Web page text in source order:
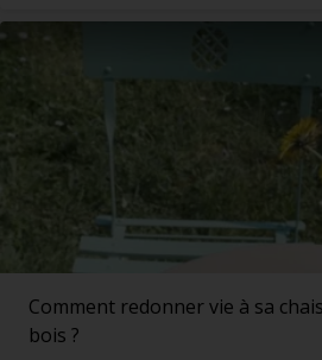
Comment redonner vie à sa
bois ?